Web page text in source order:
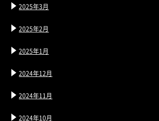
2025年3月
2025年2月
2025年1月
2024年12月
2024年11月
2024年10月